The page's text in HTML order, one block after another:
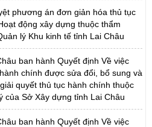
phương án đơn giản hóa thủ tục
động xây dựng thuộc thẩm
lý Khu kinh tế tỉnh Lai Châu
ban hành Quyết định Về việc
chính được sửa đổi, bổ sung và
quyết thủ tục hành chính thuộc
của Sở Xây dựng tỉnh Lai Châu
ban hành Quyết định Về việc